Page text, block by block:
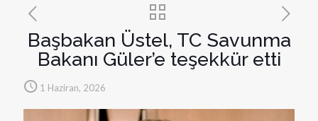
Başbakan Üstel, TC Savunma
Bakanı Güler’e teşekkür etti
1 Haziran, 2026